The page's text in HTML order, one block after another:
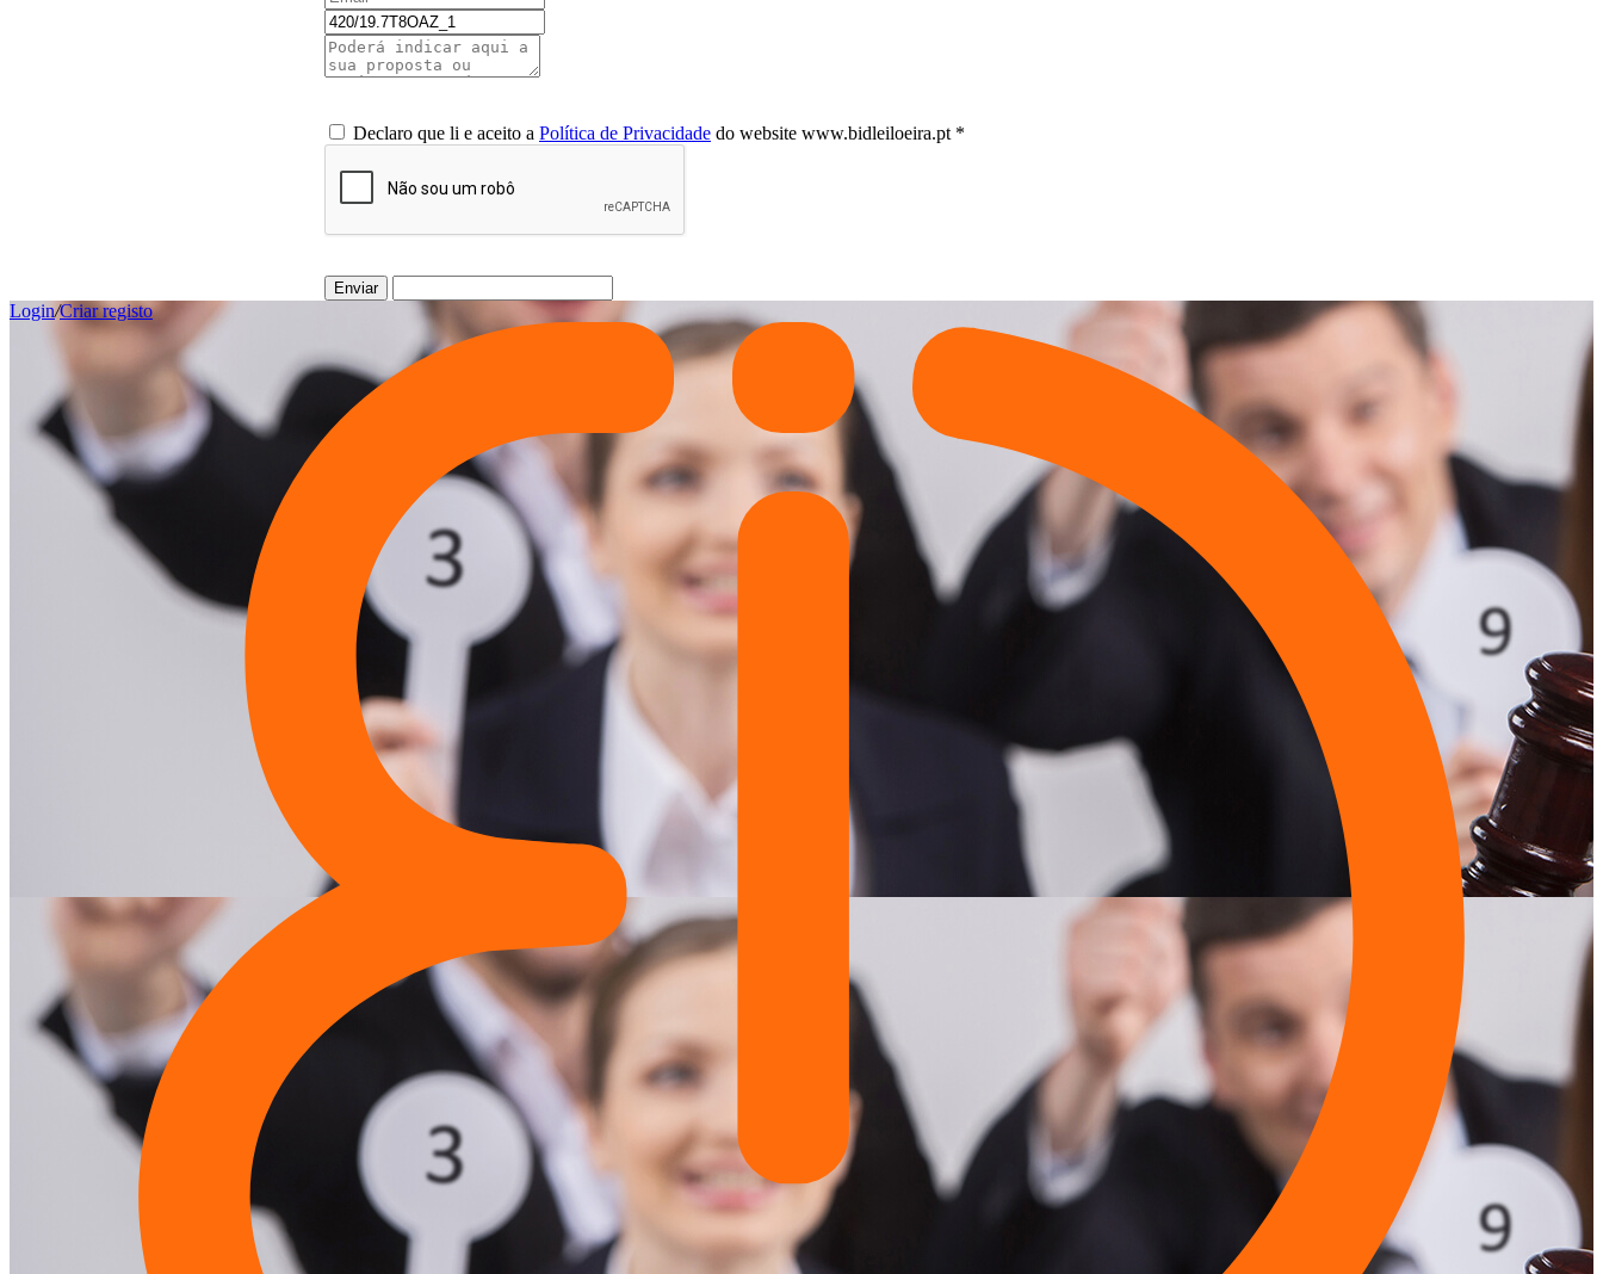
Declaro que li e aceito a Política de Privacidade do website www.bidleiloeira.pt *
Enviar
Login/Criar registo